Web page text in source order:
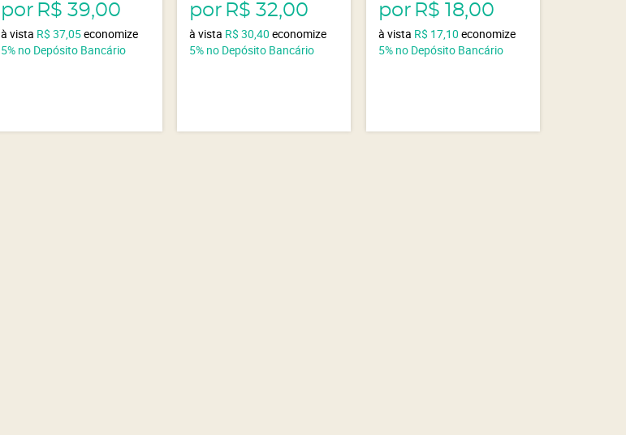
por R$ 39,00
à vista R$ 37,05economize
5% no Depósito Bancário
por R$ 32,00
à vista R$ 30,40 economize
5% no Depósito Bancário
por R$ 18,00
à vista R$ 17,10 economize
5% no Depósito Bancário